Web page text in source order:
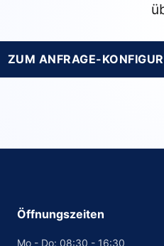
ZUM ANFRAGE-
Öffnungszeiten
Mo - Do: 08:30 - 16:30